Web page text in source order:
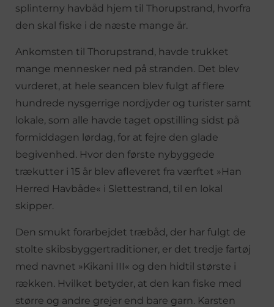
splinterny havbåd hjem til Thorupstrand, hvorfra
den skal fiske i de næste mange år.
Ankomsten til Thorupstrand, havde trukket
mange mennesker ned på stranden. Det blev
vurderet, at hele seancen blev fulgt af flere
hundrede nysgerrige nordjyder og turister samt
lokale, som alle havde taget opstilling sidst på
formiddagen lørdag, for at fejre den glade
begivenhed. Hvor den første nybyggede
trækutter i 15 år blev afleveret fra værftet »Han
Herred Havbåde« i Slettestrand, til en lokal
skipper.
Den smukt forarbejdet træbåd, der har fulgt de
stolte skibsbyggertraditioner, er det tredje fartøj
med navnet »Kikani III« og den hidtil største i
rækken. Hvilket betyder, at den kan fiske med
større og andre grejer end bare garn. Karsten